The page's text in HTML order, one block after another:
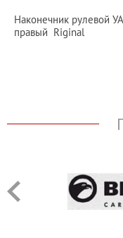
Наконечник рулевой
правый Riginal